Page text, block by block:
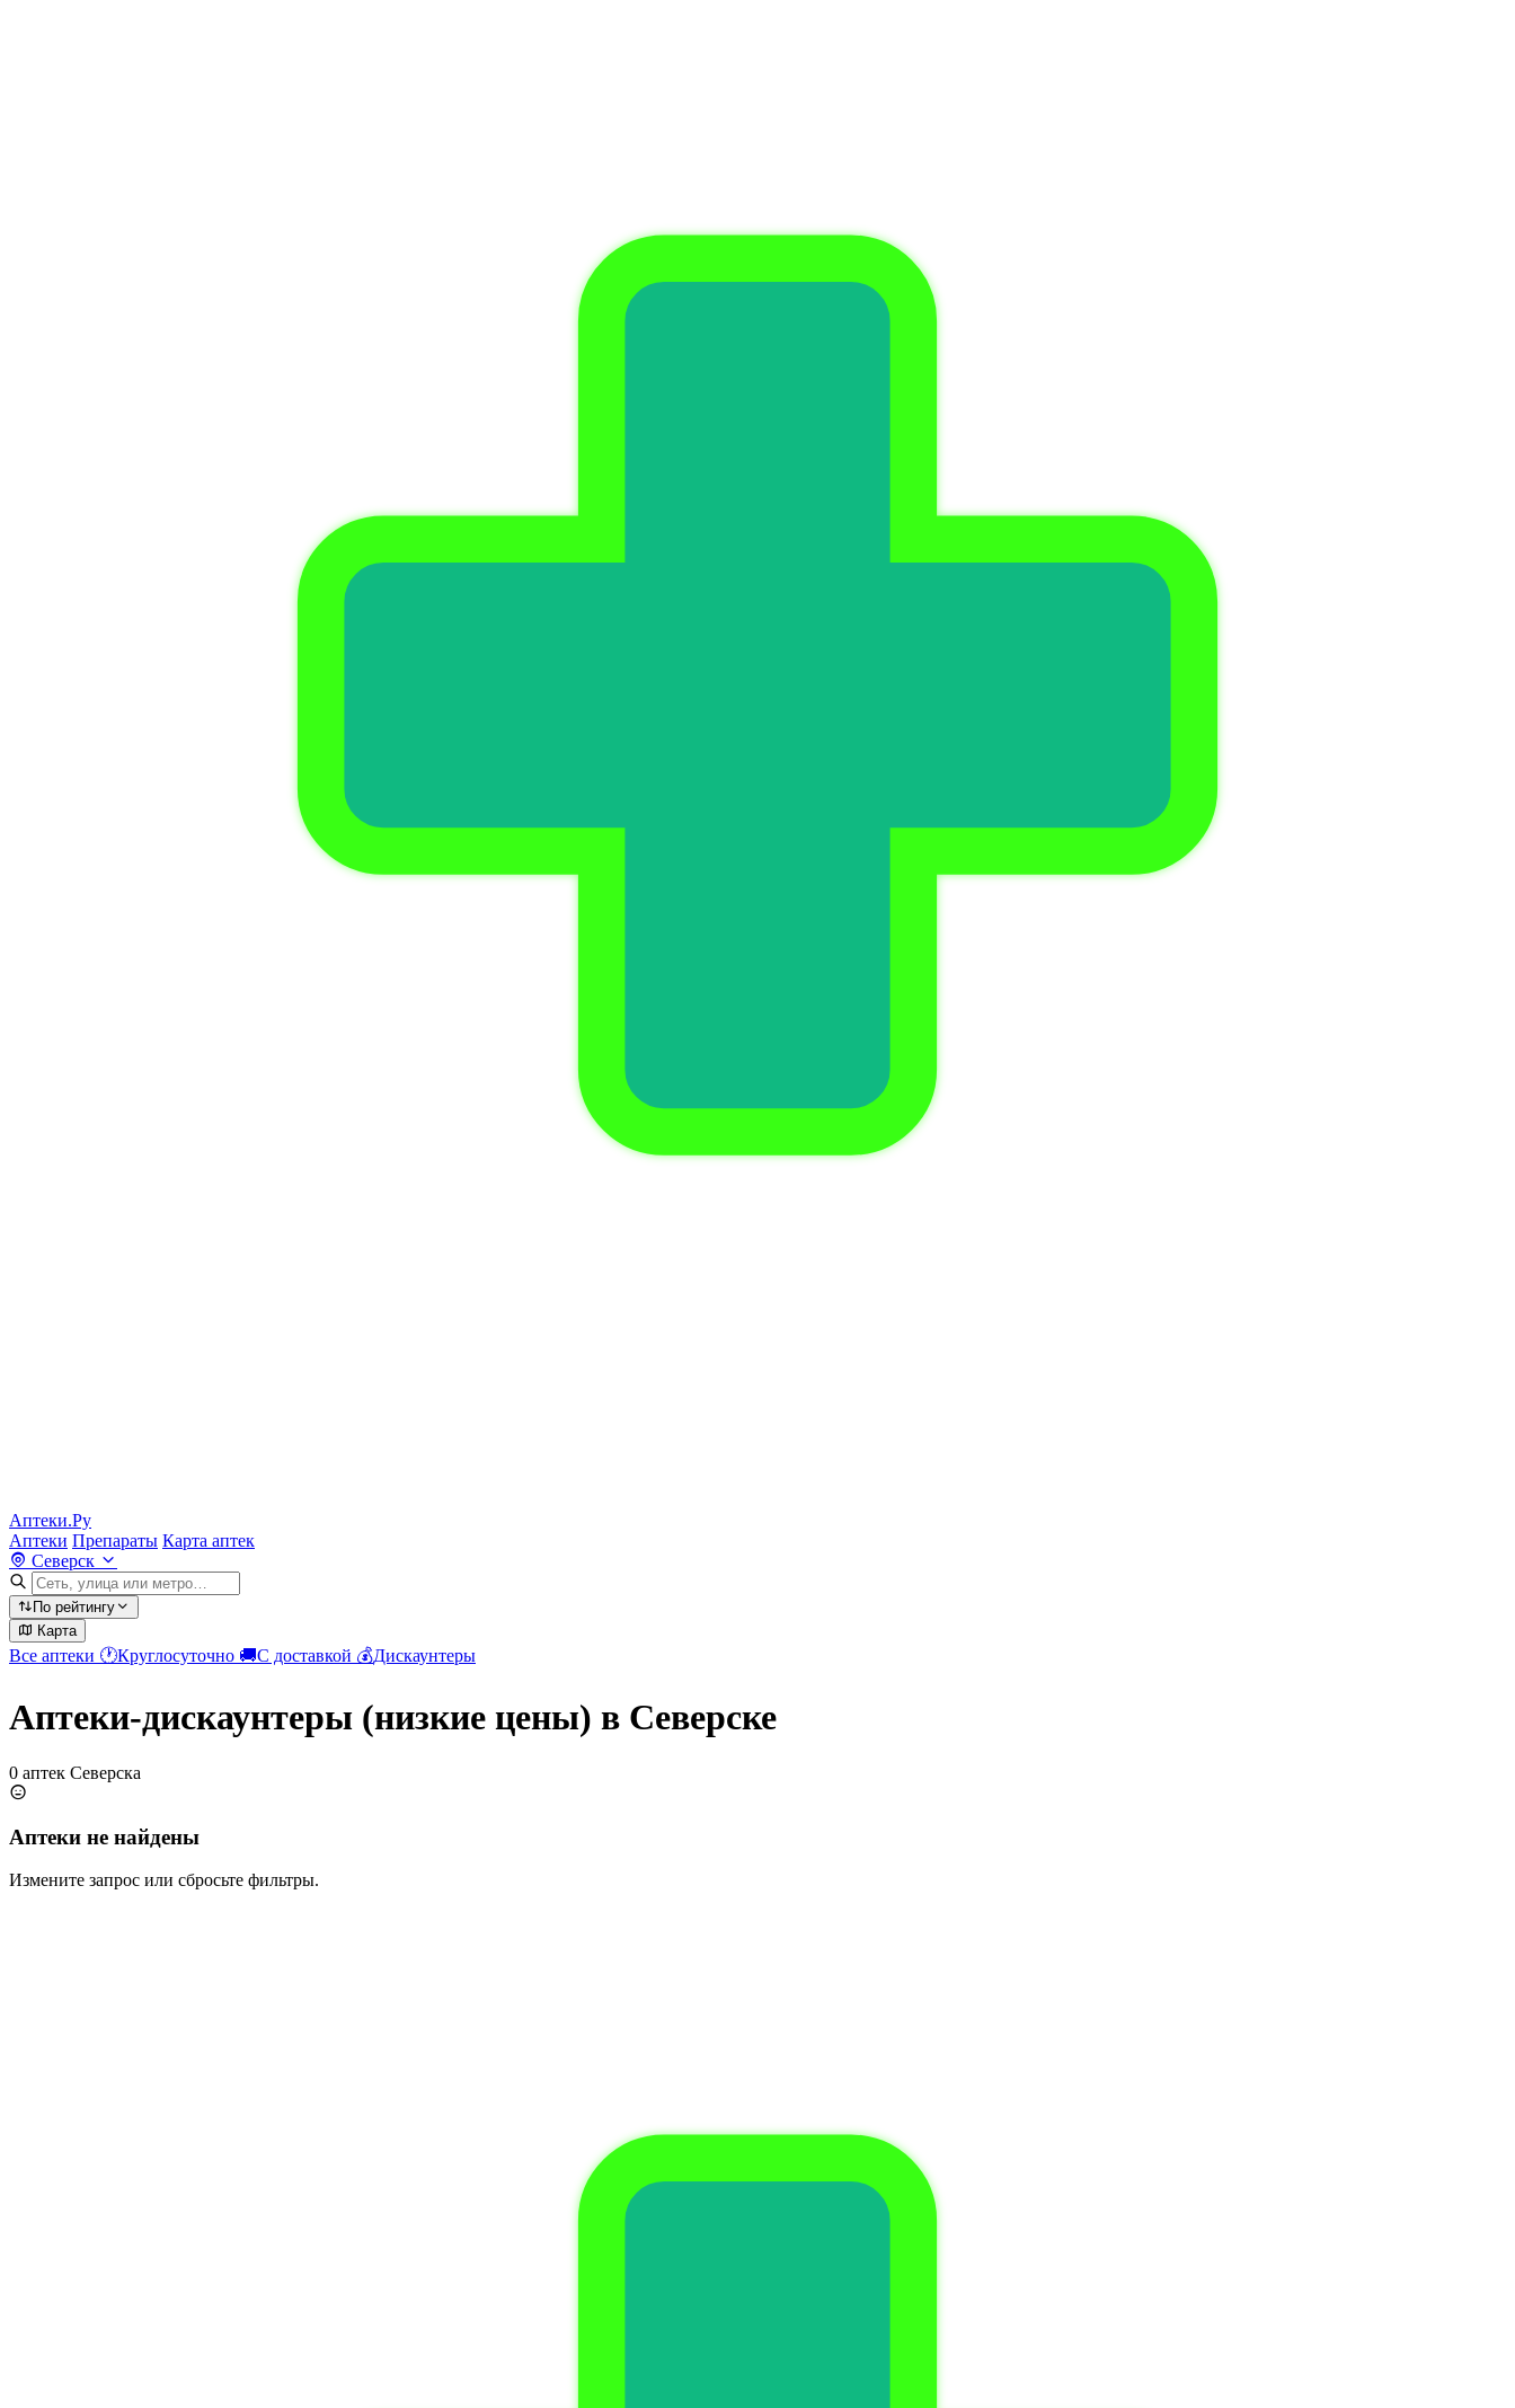
Аптеки.Ру
Аптеки Препараты Карта аптек
Северск
По рейтингу
Карта
Все аптеки 🕐Круглосуточно 🚚С доставкой 💰Дискаунтеры
Аптеки-дискаунтеры (низкие цены) в Северске
0 аптек Северска
Аптеки не найдены
Измените запрос или сбросьте фильтры.